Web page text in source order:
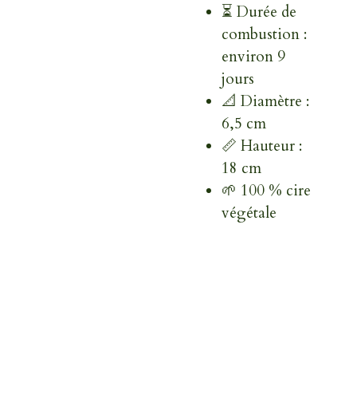
⏳ Durée de
combustion :
environ 9
jours
📐 Diamètre :
6,5 cm
📏 Hauteur :
18 cm
🌱 100 % cire
végétale